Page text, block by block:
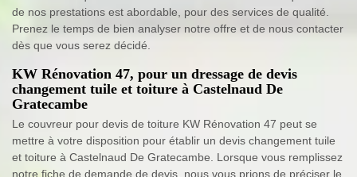
de nos prestations est abordable, pour des services de qualité.
Prenez le temps de bien analyser notre offre et de nous contacter
dès que vous serez décidé.
KW Rénovation 47, pour un dressage de devis
changement tuile et toiture à Castelnaud De
Gratecambe
Le couvreur pour devis de toiture KW Rénovation 47 peut se
mettre à votre disposition pour établir un devis changement tuile
et toiture à Castelnaud De Gratecambe. Lorsque vous remplissez
notre fiche de demande de devis, nous vous prions de préciser le